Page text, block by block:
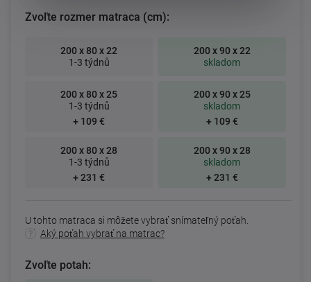
Zvoľte rozmer matraca (cm):
200 x 80 x 22
1-3 týdnů
200 x 90 x 22
skladom
200 x 80 x 25
1-3 týdnů
+ 109 €
200 x 90 x 25
skladom
+ 109 €
200 x 80 x 28
1-3 týdnů
+ 231 €
200 x 90 x 28
skladom
+ 231 €
U tohto matraca si môžete vybrať snímateľný poťah.
Aký poťah vybrať na matrac?
Zvoľte potah: